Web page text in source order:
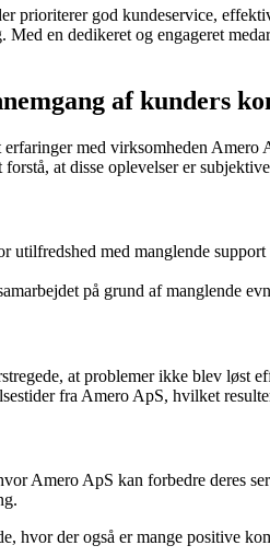
prioriterer god kundeservice,
en dedikeret og engageret
af kunders
med virksomheden
at disse oplevelser er
med manglende
på grund af manglende
at problemer ikke blev løst
fra Amero ApS, hvilket
Amero ApS kan forbedre
hvor der også er mange positive